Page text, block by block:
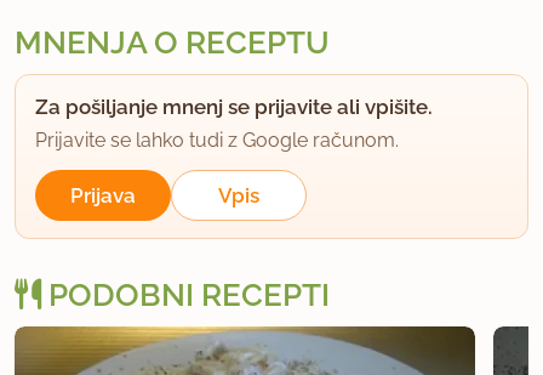
MNENJA O RECEPTU
Za pošiljanje mnenj se prijavite ali vpišite.
Prijavite se lahko tudi z Google računom.
Prijava Vpis
PODOBNI RECEPTI